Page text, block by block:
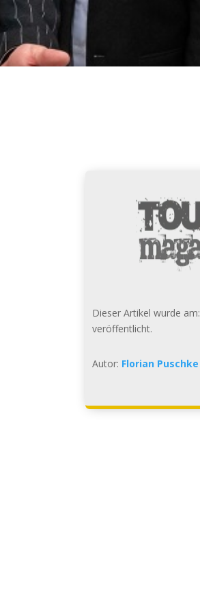
Dieser Artikel wurde am:
veröffentlicht.
Autor: Florian Puschke